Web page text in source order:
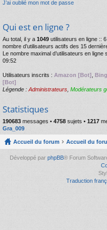
J’ai oublié mon mot de passe
Qui est en ligne ?
Au total, il y a 1049 utilisateurs en ligne ::
nombre d’utilisateurs actifs des 15
Le nombre maximal d’utilisateurs en ligne
09:52
Utilisateurs inscrits : Amazon [Bot]
[Bot]
Légende : Administrateurs Modérateurs
Statistiques
190683 messages • 4758 sujets • 1217
Gra_009
Accueil du forum Accueil du
Développé par phpBB® Forum
Traduction